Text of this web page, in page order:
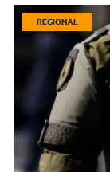
REGIONAL